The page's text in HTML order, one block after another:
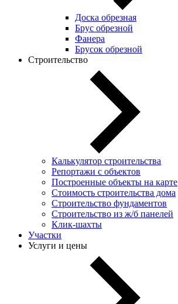
Доска обрезная
Брус обрезной
Фанера
Брусок обрезной
Строительство
Калькулятор строительства
Репортажи с объектов
Построенные объекты на карте
Стоимость строительства дома
Строительство фундаментов
Строительство из ж/б панелей
Клик-шахты
Участки
Услуги и цены